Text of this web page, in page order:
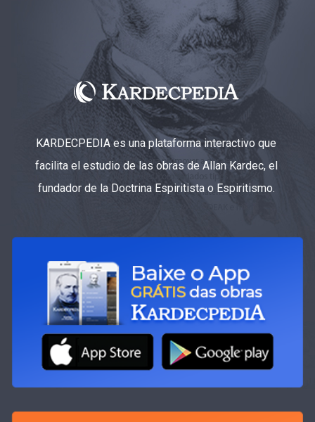
KARDECPEDIA es una plataforma interactivo que
facilita el estudio de las obras de Allan Kardec, el
fundador de la Doctrina Espiritista o Espiritismo.